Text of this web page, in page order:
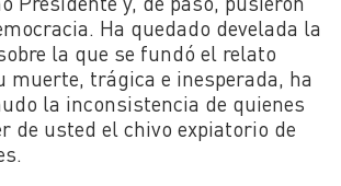
Ha quedado develada la
la que se fundó el relato
muerte, trágica e inesperada, ha
la inconsistencia de quienes
de usted el chivo expiatorio de